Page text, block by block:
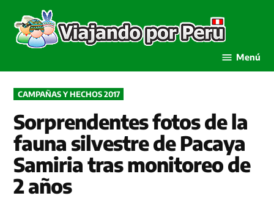
contenido
por
Menú
PUBLICADO
EN
CAMPAÑAS Y HECHOS 2017
Sorprendentes fotos de la
fauna silvestre de Pacaya
Samiria tras monitoreo de
2 años